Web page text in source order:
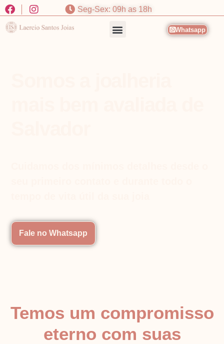
Seg-Sex: 09h as 18h
Whatsapp
Fale no Whatsapp
Temos um compromisso
eterno com suas